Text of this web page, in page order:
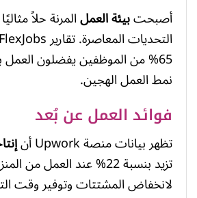
أصبحتبيئة العملالمرنة حلاً
65% من الموظفين يفضلون العمل
نمط العمل الهجين.
فوائد العمل عن بُعد
تظهر بيانات منصة Upwork أن
تزيد بنسبة 22% عند العمل
لانخفاض المشتتات وتوفير وقت